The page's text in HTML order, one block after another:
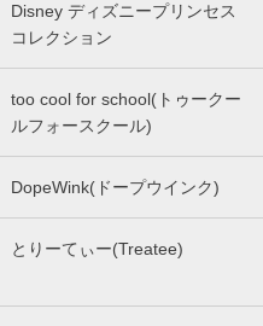
Disney ディズニープリンセス
コレクション
too cool for school(トゥークー
ルフォースクール)
DopeWink(ドープウインク)
とりーてぃー(Treatee)